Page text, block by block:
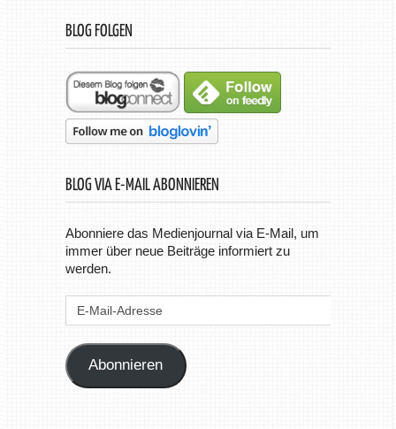
BLOG FOLGEN
BLOG VIA E-MAIL ABONNIEREN
Abonniere das Medienjournal via E-Mail, um
immer über neue Beiträge informiert zu
werden.
Abonnieren